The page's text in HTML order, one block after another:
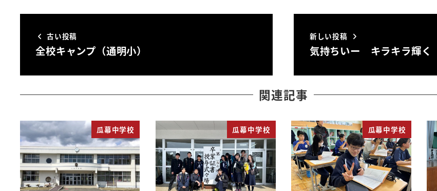
古い投稿
全校キャンプ（通明小）
新しい投稿
気持ちいー キラキラ輝
関連記事
瓜幕中学校 瓜幕中学校 瓜幕中学校